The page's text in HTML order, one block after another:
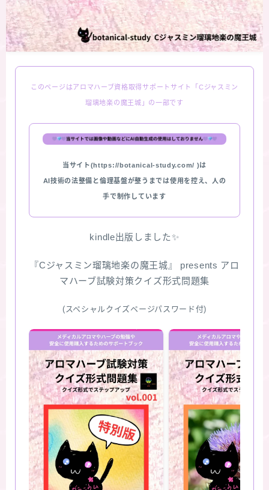
このページはアロマハーブ資格取得サポートサイト「Cジャスミン
瑠璃地楽の魔王城」の一部です
当サイト(https://botanical-study.com/ )は
AI技術の法整備と倫理基盤が整うまでは使用を控え、人の
手で制作しています
kindle出版しました✨
『Cジャスミン瑠璃地楽の魔王城』 presents アロ
マハーブ試験対策クイズ形式問題集
(スペシャルクイズページパスワード付)